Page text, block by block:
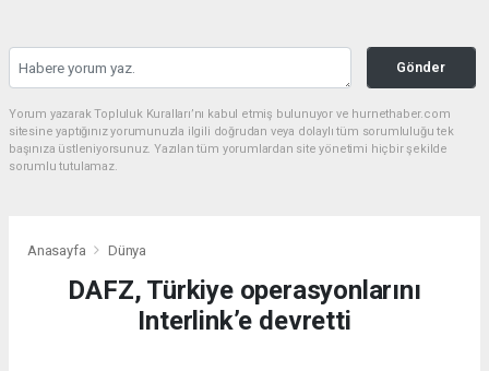
Gönder
Yorum yazarak Topluluk Kuralları’nı kabul etmiş bulunuyor ve hurnethaber.com
sitesine yaptığınız yorumunuzla ilgili doğrudan veya dolaylı tüm sorumluluğu tek
başınıza üstleniyorsunuz. Yazılan tüm yorumlardan site yönetimi hiçbir şekilde
sorumlu tutulamaz.
Anasayfa Dünya
DAFZ, Türkiye operasyonlarını
Interlink’e devretti